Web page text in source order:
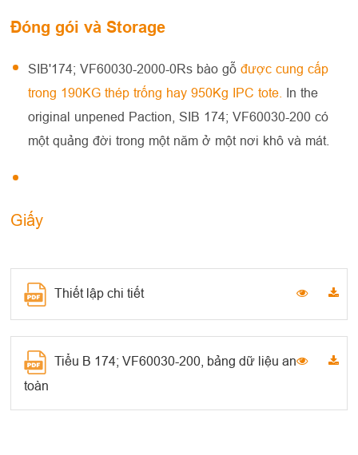
Đóng gói và Storage
SIB'174; VF60030-2000-0Rs bào gỗđược cung cấp
trong 190KG thép trống hay 950Kg IPC tote. In the
original unpened Paction, SIB 174; VF60030-200 có
một quảng đời trong một năm ở một nơi khô và mát.
Giấy
Thiết lập chi tiết
Tiểu B 174; VF60030-200, bảng dữ liệu an
toàn